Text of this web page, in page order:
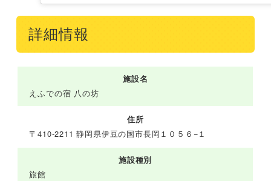
詳細情報
施設名
えふでの宿 八の坊
住所
〒410-2211 静岡県伊豆の国市長岡１０５６−１
施設種別
旅館